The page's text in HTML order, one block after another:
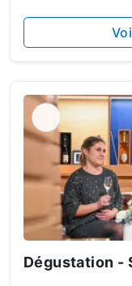
Dégustation -